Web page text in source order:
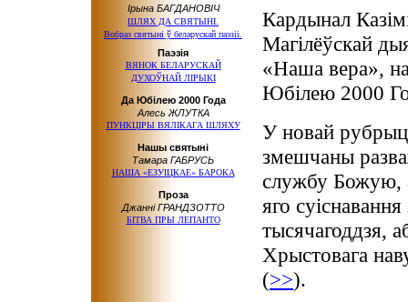
Ірына БАГДАНОВІЧ
ШЛЯХ ДА СВЯТЫНІ.
Вобраз святыні ў беларускай паэзіі.
Паэзія
ВЯНОК БЕЛАРУСКАЙ
ДУХОЎНАЙ ЛІРЫКІ
Да Юбілею 2000 Года
Алесь ЖЛУТКА
ПУНКЦІРЫ ВЯЛІКАГА ШЛЯХУ
Нашы святыні
Тамара ГАБРУСЬ
НАША «ЕЗУІЦКАЕ» БАРОКА
Проза
Джанні ГРАНДЗОТТО
БІТВА ПРЫ ЛЕПАНТО
Кардынал
Магілёўскай
«Наша вера»,
Юбілею 2000
У новай
змешчаны
службу Божую,
яго
тысячагоддзя,
Хрыстовага
(>>).